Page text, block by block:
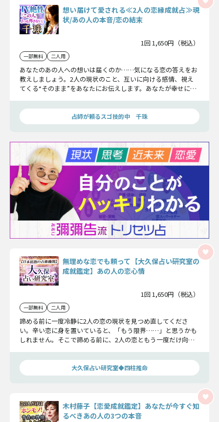
想い届けて愛される≪2人の恋縁成就占≫現
状/あの人の本音/恋の結末
1回 1,650円（税込）
一部無料 二人用
あなたのあの人への想いは届くのか……気になる恋の答えをお
教えしましょう。2人の現状のこと、互いに向ける感情、視え
てくる“そのまま”をあなたにお伝えします。あなたが幸せにな
占師が頼るスゴ技的中 千珠
無理めな恋でも頼って【大久保占い研究室の
成就鑑定】あの人の恋心情
1回 1,650円（税込）
一部無料 二人用
諦める前に一度冷静に2人の恋の現状を見つめ直してくださ
い。辛い恋に身を置いていると、「もう限界……」と思うかも
しれません。そこで諦める前に、2人の恋ともう一度だけ向き
大久保占い研究室◆四柱推命
木村藤子【恋愛成就鑑定】あなたが今すぐ知
るべきあの人の3つの本音